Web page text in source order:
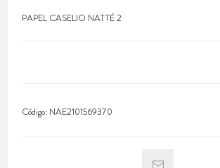
PAPEL CASELIO NATTÉ 2
Código: NAE2101569370